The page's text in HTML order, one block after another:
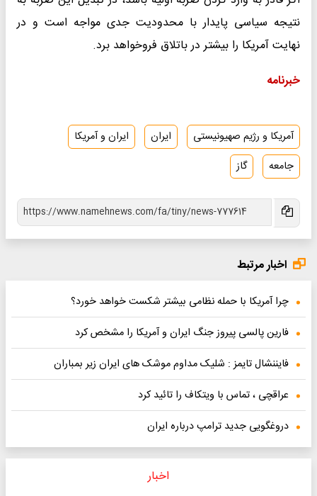
نتیجه سیاسی پایدار با محدودیت جدی مواجه است و در
نهایت آمریکا را بیشتر در باتلاق فروخواهد برد.
خبرنامه
آمریکا و رژیم صهیونیستی ایران
ایران و آمریکا
جامعه
گاز
اخبار مرتبط
چرا آمریکا با حمله نظامی بیشتر شکست خواهد خورد؟
فارین پالسی پیروز جنگ ایران و آمریکا را مشخص کرد
فایننشال تایمز : شلیک مداوم موشک های ایران زیر بمباران
عراقچی ، تماس با ویتکاف را تائید کرد
دروغگویی جدید ترامپ درباره ایران
اخبار